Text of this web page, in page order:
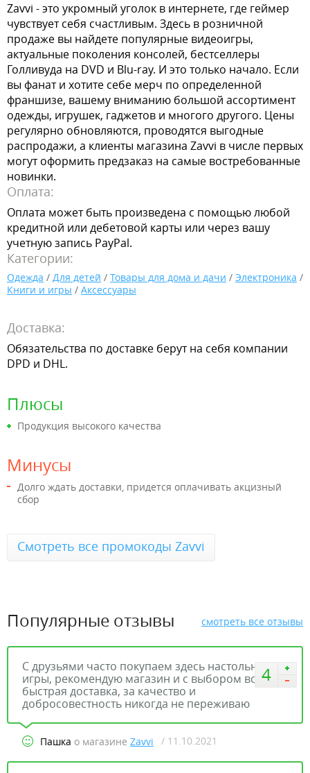
Zavvi - это укромный уголок в интернете, где геймер
чувствует себя счастливым. Здесь в розничной
продаже вы найдете популярные видеоигры,
актуальные поколения консолей, бестселлеры
Голливуда на DVD и Blu-ray. И это только начало. Если
вы фанат и хотите себе мерч по определенной
франшизе, вашему вниманию большой ассортимент
одежды, игрушек, гаджетов и многого другого. Цены
регулярно обновляются, проводятся выгодные
распродажи, а клиенты магазина Zavvi в числе первых
могут оформить предзаказ на самые востребованные
новинки.
Оплата:
Оплата может быть произведена с помощью любой
кредитной или дебетовой карты или через вашу
учетную запись PayPal.
Категории:
Одежда / Для детей / Товары для дома и дачи / Электроника /
Книги и игры / Аксессуары
Доставка:
Обязательства по доставке берут на себя компании
DPD и DHL.
Плюсы
Продукция высокого качества
Минусы
Долго ждать доставки, придется оплачивать акцизный
сбор
Смотреть все промокоды Zavvi
Популярные отзывы смотреть все отзывы
4
С друзьями часто покупаем здесь настольные
игры, рекомендую магазин и с выбором все ок и
быстрая доставка, за качество и
добросовестность никогда не переживаю
Пашка о магазине Zavvi / 11.10.2021